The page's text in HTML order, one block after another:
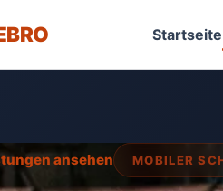
Startseite
ansehen MOBILER